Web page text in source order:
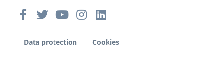
Data protection Cookies